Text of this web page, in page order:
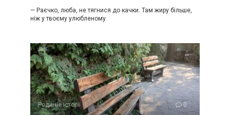
— Раєчко, люба, не тягнися до качки. Там жиру більше,
ніж у твоєму улюбленому
Родинні історії 0